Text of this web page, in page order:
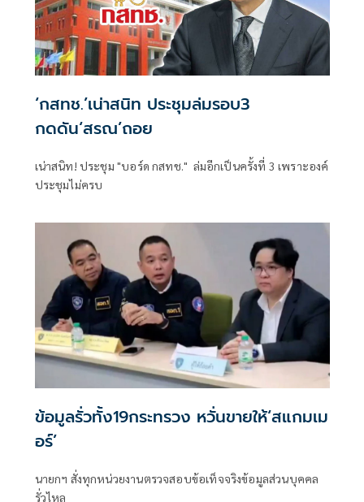
‘กสทช.’เน่าสนิท ประชุมล่มรอบ3
กดดัน‘สรณ’ถอย
เน่าสนิท! ประชุม "บอร์ด กสทช." ล่มอีกเป็นครั้งที่ 3 เพราะองค์
ประชุมไม่ครบ
ข้อมูลรั่วทั้ง19กระทรวง หวั่นขายให้‘สแกมเม
อร์’
นายกฯ สั่งทุกหน่วยงานตรวจสอบข้อเท็จจริงข้อมูลส่วนบุคคล
รั่วไหล